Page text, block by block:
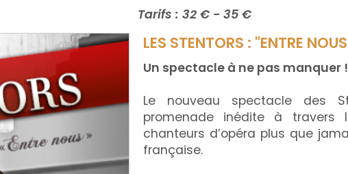
Tarifs : 32 € - 35 €
LES STENTORS : "ENTRE
Un spectacle à ne pas manquer !
Le nouveau spectacle des
promenade inédite à travers
chanteurs d’opéra plus que
française.